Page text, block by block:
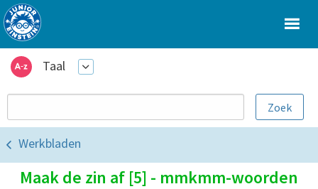
Taal
Werkbladen
Maak de zin af [5] - mmkmm-woorden